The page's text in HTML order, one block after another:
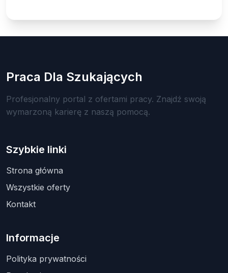
Praca Dla Szukających
Profesjonalny portal z ofertami pracy. Znajdź swoją
wymarzoną karierę z naszą pomocą.
Szybkie linki
Strona główna
Wszystkie oferty
Kontakt
Informacje
Polityka prywatności